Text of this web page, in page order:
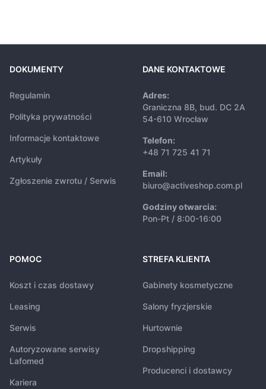
DOKUMENTY
Regulamin
Polityka prywatności
Informacje kontaktowe
Artykuły
Zgłoszenie zwrotu / Serwis
DANE KONTAKTOWE
Adres:
Graniczna 8B, bud. DC 2A
54-610 Wrocław
Telefon:
+48 71 725 41 71
Email:
biuro@activeshop.com.pl
Godziny otwarcia:
Pon-Pt / 8:00-16:00
POMOC
Koszt i czas dostawy
Leasing
Serwis
Autoryzowane serwisy
Lafomed
Kariera
STREFA KLIENTA
Gabinety kosmetyczne
Salony fryzjerskie
Hurtownie
Dropshipping
Producenci i dostawcy